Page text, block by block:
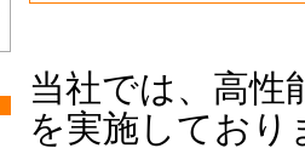
当社では、高性
を実施しており